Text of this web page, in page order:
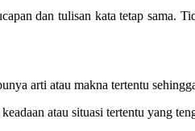
dan tulisan kata tetap sama.
arti atau makna tertentu
atau situasi tertentu yang